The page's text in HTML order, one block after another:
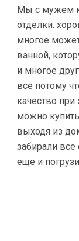
Мы с мужем
отделки.
многое
ванной,
и многое
все потому
качество
можно
выходя из
забирали
еще и